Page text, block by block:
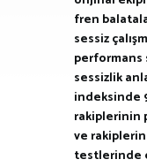
fren
sessiz
performans
sessizlik
indeksinde
rakiplerinin
ve
testlerinde